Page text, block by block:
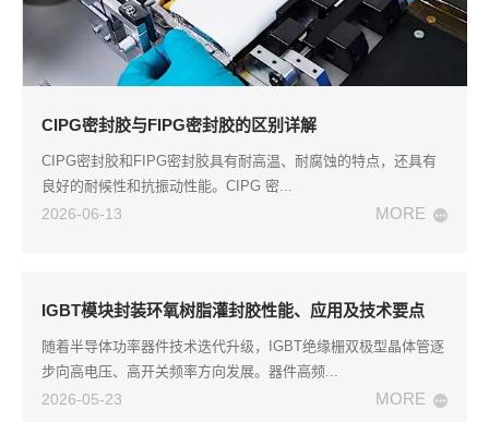
CIPG密封胶与FIPG密封胶的区别详解
CIPG密封胶和FIPG密封胶具有耐高温、耐腐蚀的特点，还具有
良好的耐候性和抗振动性能。CIPG 密...
2026-06-13
MORE
IGBT模块封装环氧树脂灌封胶性能、应用及技术要点
随着半导体功率器件技术迭代升级，IGBT绝缘栅双极型晶体管逐
步向高电压、高开关频率方向发展。器件高频...
2026-05-23
MORE